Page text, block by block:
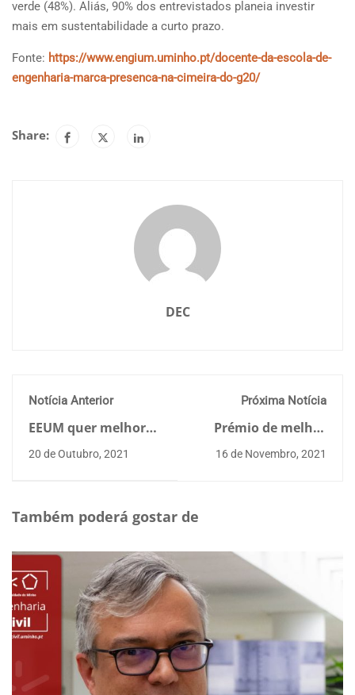
verde (48%). Aliás, 90% dos entrevistados planeia investir
mais em sustentabilidade a curto prazo.
Fonte: https://www.engium.uminho.pt/docente-da-escola-de-
engenharia-marca-presenca-na-cimeira-do-g20/
Share:
DEC
Notícia Anterior
EEUM quer melhorar
eficiência energética
das habitações
20 de Outubro, 2021
Próxima Notícia
Prémio de melhor
Tese de
Doutoramento
16 de Novembro, 2021
Também poderá gostar de